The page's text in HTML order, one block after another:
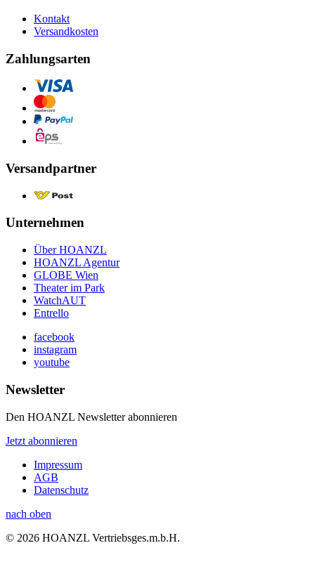
Kontakt
Versandkosten
Zahlungsarten
Versandpartner
Unternehmen
Über HOANZL
HOANZL Agentur
GLOBE Wien
Theater im Park
WatchAUT
Entrello
facebook
instagram
youtube
Newsletter
Den HOANZL Newsletter abonnieren
Jetzt abonnieren
Impressum
AGB
Datenschutz
nach oben
© 2026 HOANZL Vertriebsges.m.b.H.